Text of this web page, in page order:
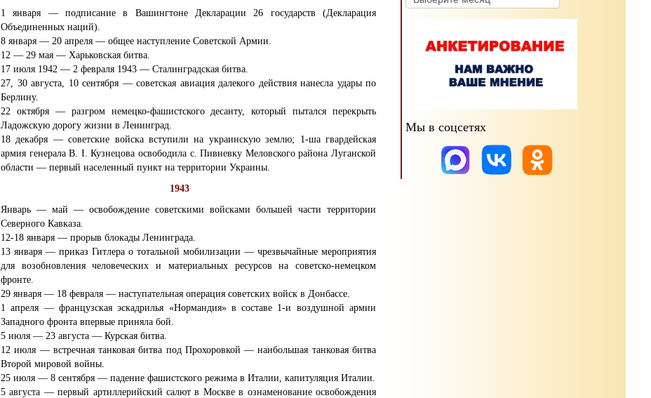
1 января — подписание в Вашингтоне Декларации 26 государств (Декларация
Объединенных наций).
8 января — 20 апреля — общее наступление Советской Армии.
12 — 29 мая — Харьковская битва.
17 июля 1942 — 2 февраля 1943 — Сталинградская битва.
27, 30 августа, 10 сентября — советская авиация далекого действия нанесла удары по
Берлину.
22 октября — разгром немецко-фашистского десанту, который пытался перекрыть
Ладожскую дорогу жизни в Ленинград.
18 декабря — советские войска вступили на украинскую землю; 1-ша гвардейская
армия генерала В. І. Кузнецова освободила с. Пивневку Меловского района Луганской
области — первый населенный пункт на территории Украины.
1943
Январь — май — освобождение советскими войсками большей части территории
Северного Кавказа.
12-18 января — прорыв блокады Ленинграда.
13 января — приказ Гитлера о тотальной мобилизации — чрезвычайные мероприятия
для возобновления человеческих и материальных ресурсов на советско-немецком
фронте.
29 января — 18 февраля — наступательная операция советских войск в Донбассе.
1 апреля — французская эскадрилья «Нормандия» в составе 1-и воздушной армии
Западного фронта впервые приняла бой.
5 июля — 23 августа — Курская битва.
12 июля — встречная танковая битва под Прохоровкой — наибольшая танковая битва
Второй мировой войны.
25 июля — 8 сентября — падение фашистского режима в Италии, капитуляция Италии.
5 августа — первый артиллерийский салют в Москве в ознаменование освобождения
новостей
Мы в соцсетях